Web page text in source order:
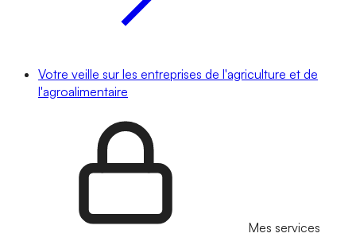
Votre veille sur les entreprises de l'agriculture et de
l'agroalimentaire
Mes services